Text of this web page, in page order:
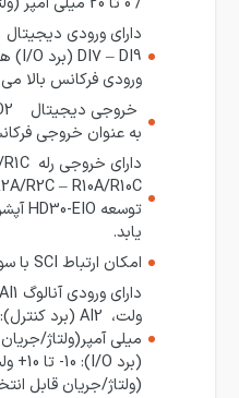
ورودی فرکانس بالا
به عنوان خروجی
یابد.
امکان ارتباط SCI با سوکت RJ45، ترمینال A, B
(ولتاژ/جریان قابل